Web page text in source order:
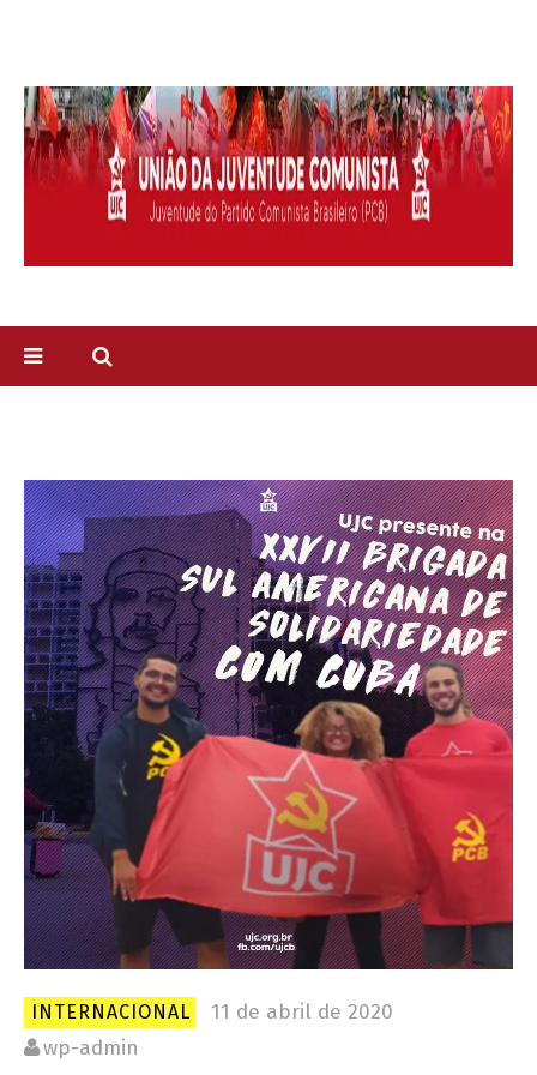
INTERNACIONAL
11 de abril de 2020
wp-admin